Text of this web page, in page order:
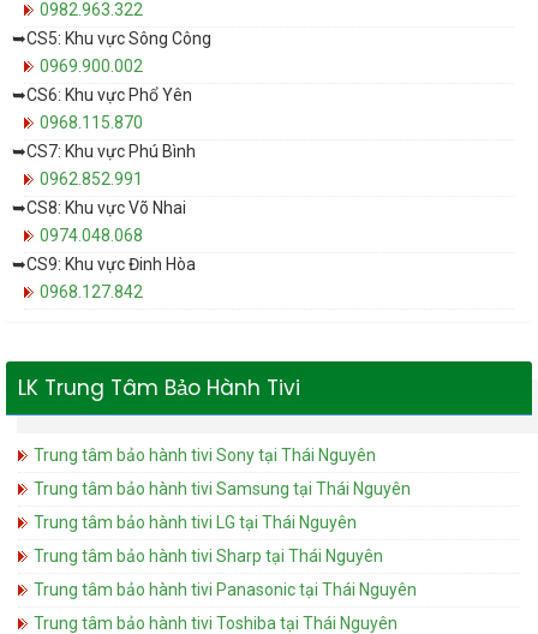
0982.963.322
➥CS5: Khu vực Sông Công
0969.900.002
➥CS6: Khu vực Phổ Yên
0968.115.870
➥CS7: Khu vực Phú Bình
0962.852.991
➥CS8: Khu vực Võ Nhai
0974.048.068
➥CS9: Khu vực Đinh Hòa
0968.127.842
LK Trung Tâm Bảo Hành Tivi
Trung tâm bảo hành tivi Sony tại Thái Nguyên
Trung tâm bảo hành tivi Samsung tại Thái Nguyên
Trung tâm bảo hành tivi LG tại Thái Nguyên
Trung tâm bảo hành tivi Sharp tại Thái Nguyên
Trung tâm bảo hành tivi Panasonic tại Thái Nguyên
Trung tâm bảo hành tivi Toshiba tại Thái Nguyên